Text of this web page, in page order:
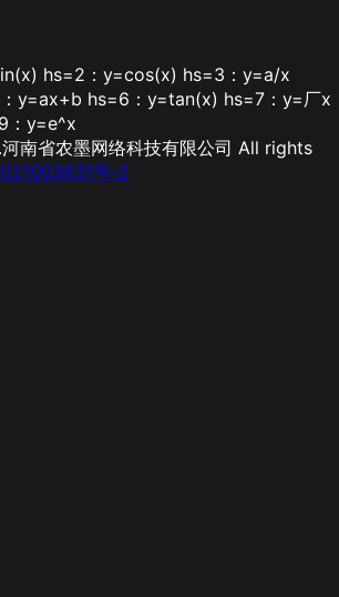
hs=2：y=cos(x) hs=3：y=a/x
y=ax+b hs=6：y=tan(x) hs=7：y=厂x
：y=e^x
南省农墨网络科技有限公司 All rights
号-2